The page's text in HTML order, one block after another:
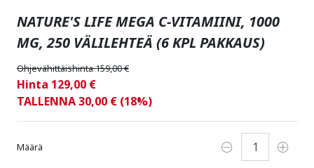
NATURE'S LIFE MEGA C-VITAMIINI, 1000
MG, 250 VÄLILEHTEÄ (6 KPL PAKKAUS)
Ohjevähittäishinta 159,00 €
Hinta 129,00 €
TALLENNA 30,00 € (18%)
Määrä